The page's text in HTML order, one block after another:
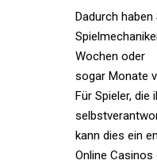
Dadurch
Wochen oder
sogar Monate
Für Spieler, die
kann dies ein
Online